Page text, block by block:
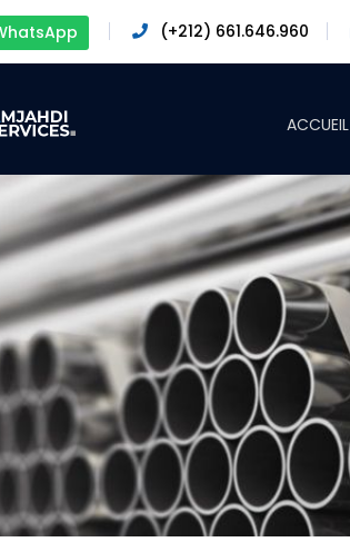
(+212) 661.646.960
ACCUEIL